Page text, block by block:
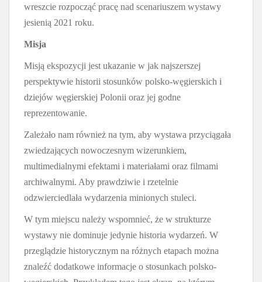
wreszcie rozpocząć pracę nad scenariuszem wystawy
jesienią 2021 roku.
Misja
Misją ekspozycji jest ukazanie w jak najszerszej
perspektywie historii stosunków polsko-węgierskich i
dziejów węgierskiej Polonii oraz jej godne
reprezentowanie.
Zależało nam również na tym, aby wystawa przyciągała
zwiedzających nowoczesnym wizerunkiem,
multimedialnymi efektami i materiałami oraz filmami
archiwalnymi. Aby prawdziwie i rzetelnie
odzwierciedlała wydarzenia minionych stuleci.
W tym miejscu należy wspomnieć, że w strukturze
wystawy nie dominuje jedynie historia wydarzeń. W
przeglądzie historycznym na różnych etapach można
znaleźć dodatkowe informacje o stosunkach polsko-